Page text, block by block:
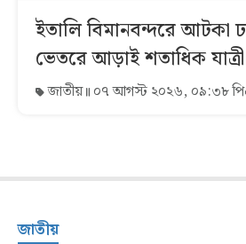
ইতালি বিমানবন্দরে আটকা
ভেতরে আড়াই শতাধিক যাত্রী
জাতীয় ০৭ আগস্ট ২০২৬, ০৯:৩৮
জাতীয়